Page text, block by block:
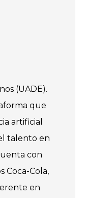
(UADE).
que
artificial
talento en
con
Coca-Cola,
en